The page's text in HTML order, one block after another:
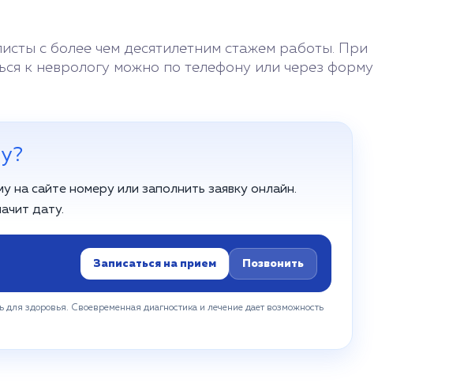
с более чем десятилетним стажем работы. При
к неврологу можно по телефону или через форму
сайте номеру или заполнить заявку онлайн.
дату.
Записаться на прием Позвонить
здоровья. Своевременная диагностика и лечение дает возможность